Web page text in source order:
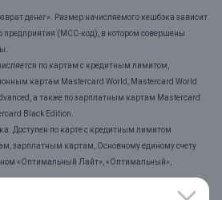
денег». Размер начисляемого кешбэка зависит
предприятия (МСС-код), в котором совершены
по картам с кредитным лимитом,
картам Mastercard World, Mastercard World
а также по зарплатным картам Mastercard
Black Edition.
Доступен по карте с кредитным лимитом
зарплатным картам, Основному единому счету
«Оптимальный Лайт», «Оптимальный»,